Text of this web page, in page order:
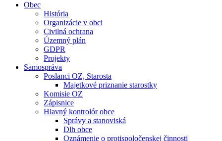
Obec
História
Organizácie v obci
Civilná ochrana
Územný plán
GDPR
Projekty
Samospráva
Poslanci OZ, Starosta
Majetkové priznanie starostky
Komisie OZ
Zápisnice
Hlavný kontrolór obce
Správy a stanoviská
Dlh obce
Oznámenie o protispoločenskej činnosti